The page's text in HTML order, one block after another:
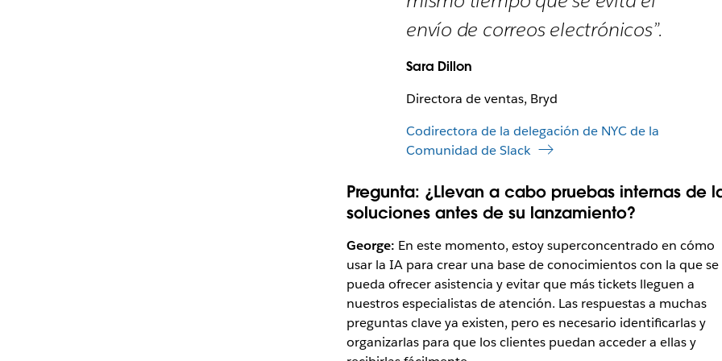
envío de correos electrónicos”.
Sara Dillon
Directora de ventas, Bryd
Codirectora de la delegación de NYC de la
Comunidad de Slack
Pregunta: ¿Llevan a cabo pruebas internas de
soluciones antes de su lanzamiento?
George: En este momento, estoy superconcentrado en cómo
usar la IA para crear una base de conocimientos con la que se
pueda ofrecer asistencia y evitar que más tickets lleguen a
nuestros especialistas de atención. Las respuestas a muchas
preguntas clave ya existen, pero es necesario identificarlas y
organizarlas para que los clientes puedan acceder a ellas y